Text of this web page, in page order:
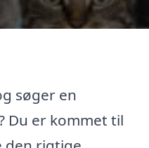
søger en
Du er kommet til